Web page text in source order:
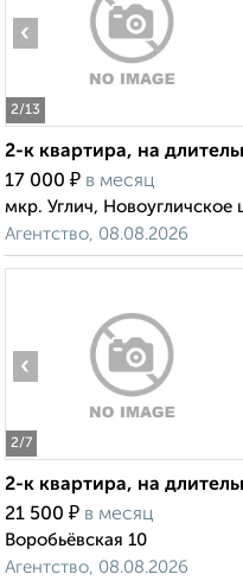
2/13
‹
2-к квартира, на
17 000 ₽ в месяц
мкр. Углич, Новоугличское
Агентство, 08.08.2026
2/7
‹
2-к квартира, на
21 500 ₽ в месяц
Воробьёвская 10
Агентство, 08.08.2026